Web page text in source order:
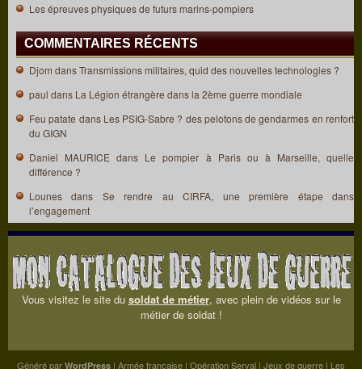
Les épreuves physiques de futurs marins-pompiers
COMMENTAIRES RÉCENTS
Djom dansTransmissions militaires, quid des nouvelles technologies ?
paul dans La Légion étrangère dans la 2ème guerre mondiale
Feu patate dans Les PSIG-Sabre ? des pelotons de gendarmes en renfort
du GIGN
Daniel MAURICE dans Le pompier à Paris ou à Marseille, quelle
différence ?
Lounes dans Se rendre au CIRFA, une première étape dans
l’engagement
Vous visitez le site du soldat de métier, avec plein de vidéos sur le
métier de soldat !
Généré par WordPress | Armée française | Opération Serval | Jeux de guerre | Les